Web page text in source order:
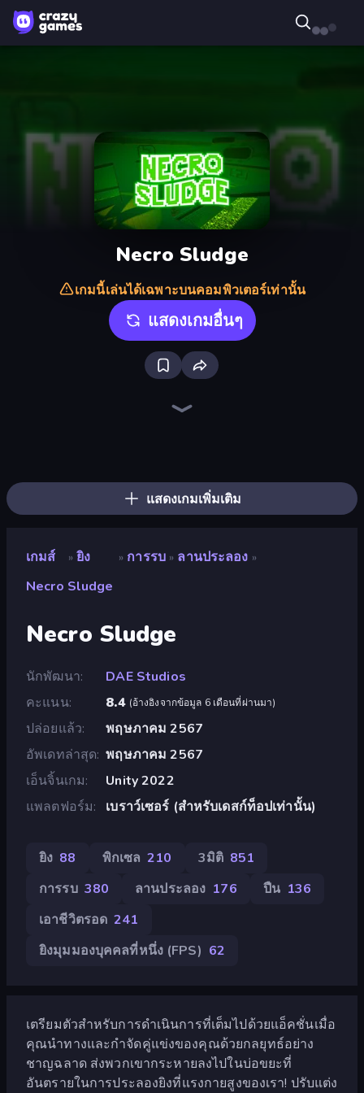
Necro Sludge
เกมนี้เล่นได้เฉพาะบนคอมพิวเตอร์เท่านั้น
แสดงเกมอื่นๆ
แสดงเกมเพิ่มเติม
เกมส์ » ยิง » การรบ » ลานประลอง »
Necro Sludge
Necro Sludge
นักพัฒนา
DAE Studios
คะแนน
8.4 (อ้างอิงจากข้อมูล 6 เดือนที่ผ่านมา)
ปล่อยแล้ว
พฤษภาคม 2567
อัพเดทล่าสุด พฤษภาคม 2567
เอ็นจิ้นเกม
Unity 2022
แพลตฟอร์ม
เบราว์เซอร์ (สำหรับเดสก์ท็อปเท่านั้น)
ยิง 88 พิกเซล 210 3มิติ 851
การรบ 380 ลานประลอง 176 ปืน 136
เอาชีวิตรอด 241
ยิงมุมมองบุคคลที่หนึ่ง (FPS) 62
เตรียมตัวสำหรับการดำเนินการที่เต็มไปด้วยแอ็คชั่นเมื่อ
คุณนำทางและกำจัดคู่แข่งของคุณด้วยกลยุทธ์อย่าง
ชาญฉลาด ส่งพวกเขากระหายลงไปในบ่อขยะที่
อันตรายในการประลองยิงที่แรงกายสูงของเรา! ปรับแต่ง